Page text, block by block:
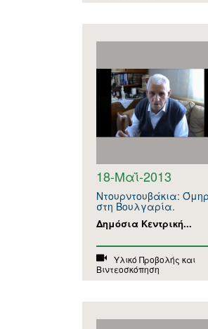
18-Μαΐ-2013
Ντουρντουβάκια:
στη Βουλγαρία.
Δημόσια Κεντρική...
Υλικό Προβολής και
Βιντεοσκόπηση